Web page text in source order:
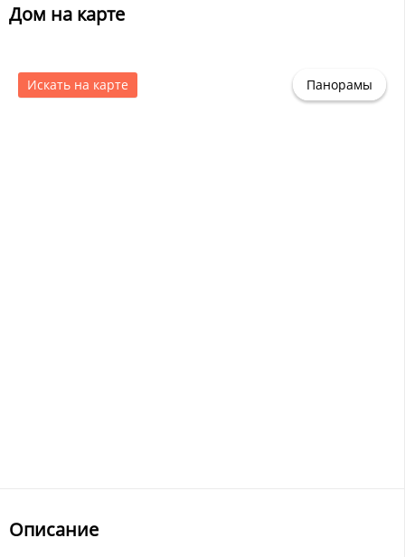
Описание
Дом на карте
Искать на карте Панорамы